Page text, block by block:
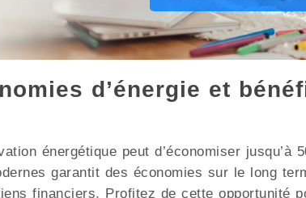
d’énergie et
énergétique peut d’économiser
garantit des économies sur le long
financiers. Profitez de cette opportunité